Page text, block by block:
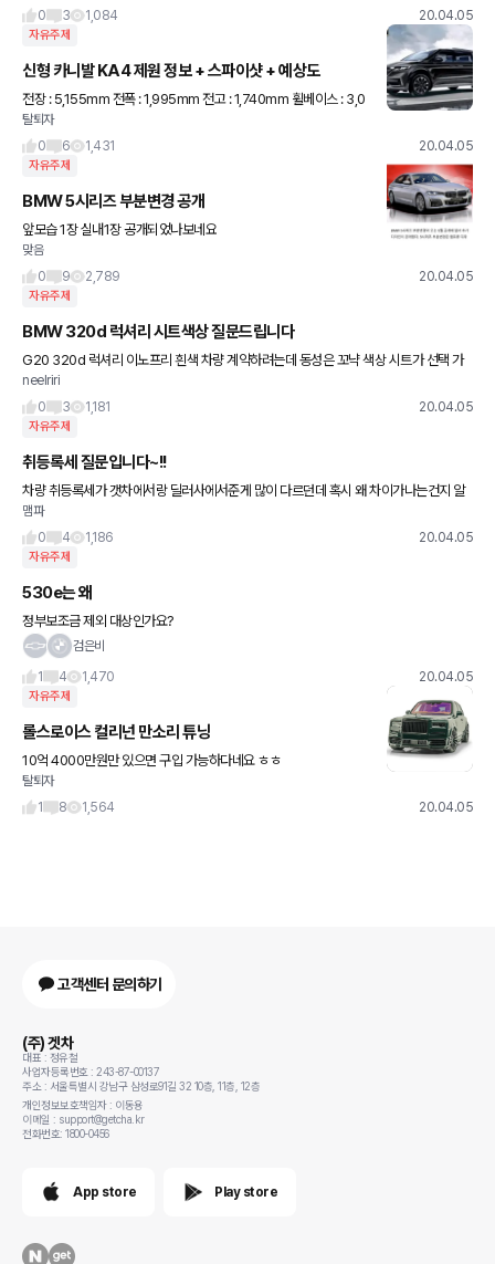
0
3 1,084 20.04.05
자유주제
신형 카니발 KA4 제원 정보 + 스파이샷 + 예상도
전장 : 5,155mm 전폭 : 1,995mm 전고 : 1,740mm 휠베이스 : 3,0
90mm 3세대 플랫폼 공유 + R MDPS 추가 기존 모델 대비 전장 :
+ 40mm
탈퇴자
0
6 1,431 20.04.05
자유주제
BMW 5시리즈 부분변경 공개
앞모습 1장 실내1장 공개되었나보네요
맞음
0
9 2,789 20.04.05
자유주제
BMW 320d 럭셔리 시트색상 질문드립니다
G20 320d 럭셔리 이노프리 흰색 차량 계약하려는데 동성은 꼬냑 색상 시트가 선택 가
능하다 하고 코오롱은 불가하다고 하네요 딜러사마다 다를수있는 부분인가요? 혹시 320
d 럭셔리 화이트차량 꼬
neelriri
0
3 1,181 20.04.05
자유주제
취등록세 질문입니다~!!
차량 취등록세가 갯차에서랑 딜러사에서준게 많이 다르던데 혹시 왜 차이가나는건지 알
려주실분 계신가요 ㅜㅜ
맴파
0
4 1,186 20.04.05
자유주제
530e는 왜
정부보조금 제외 대상인가요?
검은비
1
4 1,470 20.04.05
자유주제
롤스로이스 컬리넌 만소리 튜닝
10억 4000만원만 있으면 구입 가능하다네요 ㅎㅎ
탈퇴자
1
8 1,564 20.04.05
고객센터 문의하기
(주) 겟차
대표 : 정유철
사업자등록번호 : 243-87-00137
주소 : 서울특별시 강남구 삼성로91길 32 10층, 11층, 12층
개인정보보호책임자 : 이동용
이메일 : support@getcha.kr
전화번호: 1800-0456
App store Play store